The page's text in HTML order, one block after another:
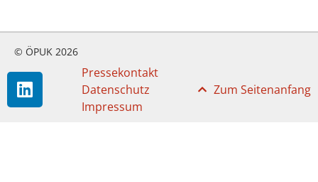
© ÖPUK 2026
Pressekontakt
Datenschutz
Impressum
Zum Seitenanfang